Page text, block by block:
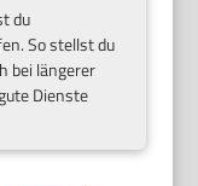
du
So stellst du
bei längerer
Dienste